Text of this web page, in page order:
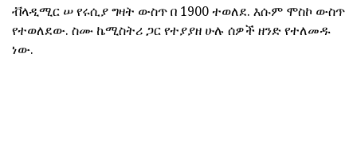
ቭላዲሚር ሠ የሩሲያ ግዛት ውስጥ በ 1900 ተወለደ. እሱም ሞስኮ ውስጥ
የተወለደው. ስሙ ኬሚስትሪ ጋር የተያያዘ ሁሉ ሰዎች ዘንድ የተለመዱ
ነው.